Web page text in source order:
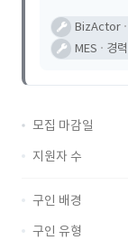
BizActor
MES
경
모집 마감일
지원자 수
구인 배경
구인 유형